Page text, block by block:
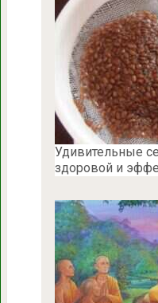
Удивительные
здоровой и